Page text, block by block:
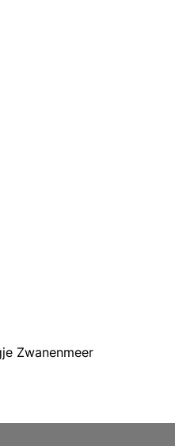
Zwanenmeer